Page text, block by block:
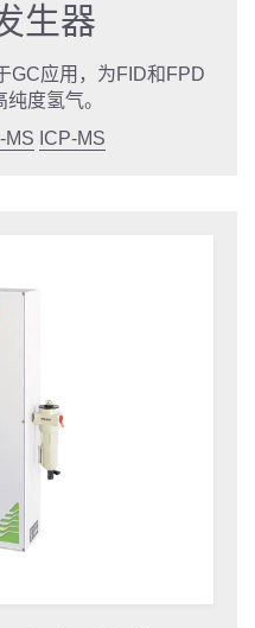
生器
GC应用，为FID和FPD
度氢气。
MS ICP-MS